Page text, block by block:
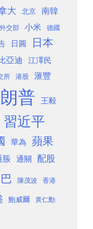
大 北京
南韓
外交部 小米 德國
日圓 日本
亞迪 江澤民
所 港股 滙豐
普 王毅
習近平
華為 蘋果
脹 通關 配股
陳茂波 香港
鮑威爾 黃仁勳